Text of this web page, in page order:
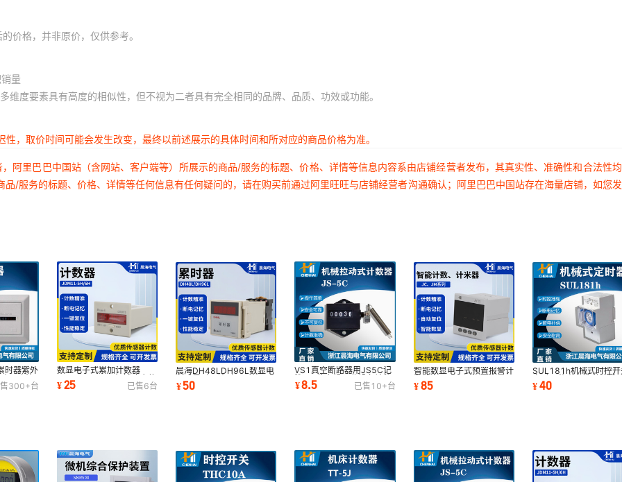
价格，并非原价，仅供参考。
量
度要素具有高度的相似性，但不视为二者具有完全相同的品牌、品质、功效或功能。
，取价时间可能会发生改变，最终以前述展示的具体时间和所对应的商品价格为准。
阿里巴巴中国站（含网站、客户端等）所展示的商品/服务的标题、价格、详情等信息内容系由店铺经营者发布，其真实性、准确性和合法性
/服务的标题、价格、详情等任何信息有任何疑问的，请在购买前通过阿里旺旺与店铺经营者沟通确认；阿里巴巴中国站存在海量店铺，如您
时器紫外
300+台
数显电子式累加计数器
JDM11-6H5H机械冲床停
电保持记忆接点计数
¥25 已售6台
晨海DH48LDH96L数显电
子式累时器计时器
¥50
VS1真空断路器用JS5C记
数器5位右操工业设备计数
器拉动式计数器
¥8.5 已售 10+台
智能数显电子式预置报警计
数计米器
JCJM20SJM48SJM72SJM96S
¥85
SUL181h机械式时控开
定时器节电器计时器循
间控制全自动灯
¥40